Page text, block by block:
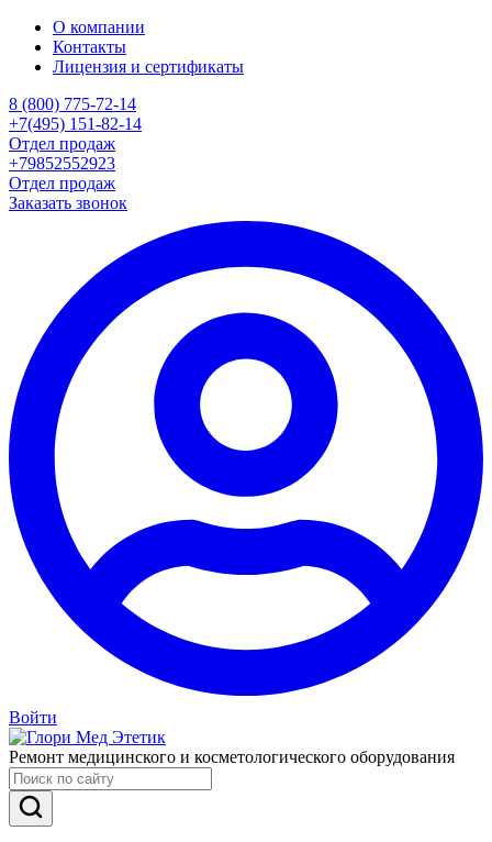
О компании
Контакты
Лицензия и сертификаты
8 (800) 775-72-14
+7(495) 151-82-14
Отдел продаж
+79852552923
Отдел продаж
Заказать звонок
Войти
Ремонт медицинского и косметологического оборудования